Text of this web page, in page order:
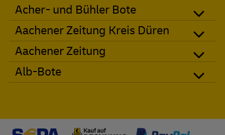
Acher- und Bühler Bote
Aachener Zeitung Kreis Düren
Aachener Zeitung
Alb-Bote